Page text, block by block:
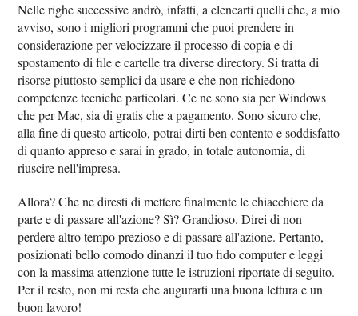
Nelle righe successive andrò, infatti, a elencarti quelli che, a mio
avviso, sono i migliori programmi che puoi prendere in
considerazione per velocizzare il processo di copia e di
spostamento di file e cartelle tra diverse directory. Si tratta di
risorse piuttosto semplici da usare e che non richiedono
competenze tecniche particolari. Ce ne sono sia per Windows
che per Mac, sia di gratis che a pagamento. Sono sicuro che,
alla fine di questo articolo, potrai dirti ben contento e soddisfatto
di quanto appreso e sarai in grado, in totale autonomia, di
riuscire nell'impresa.
Allora? Che ne diresti di mettere finalmente le chiacchiere da
parte e di passare all'azione? Sì? Grandioso. Direi di non
perdere altro tempo prezioso e di passare all'azione. Pertanto,
posizionati bello comodo dinanzi il tuo fido computer e leggi
con la massima attenzione tutte le istruzioni riportate di seguito.
Per il resto, non mi resta che augurarti una buona lettura e un
buon lavoro!